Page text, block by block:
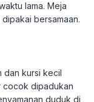
lama. Meja
bersamaan.
dan kursi kecil
cocok dipadukan
duduk di